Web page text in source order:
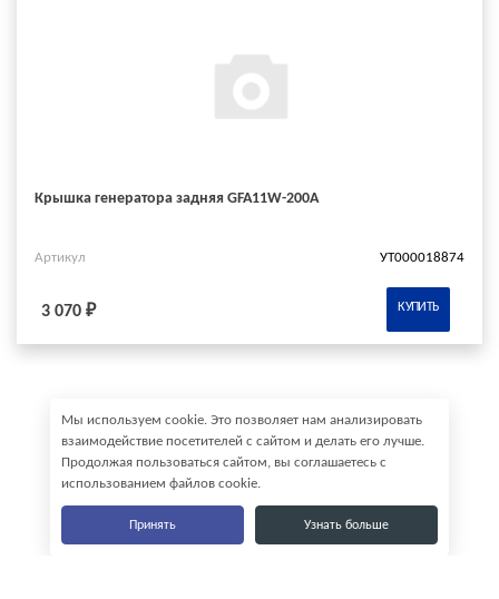
Крышка генератора задняя GFA11W-200A
Артикул УТ000018874
3 070 ₽ КУПИТЬ
Мы используем cookie. Это позволяет нам анализировать
взаимодействие посетителей с сайтом и делать его лучше.
Продолжая пользоваться сайтом, вы соглашаетесь с
использованием файлов cookie.
Принять Узнать больше